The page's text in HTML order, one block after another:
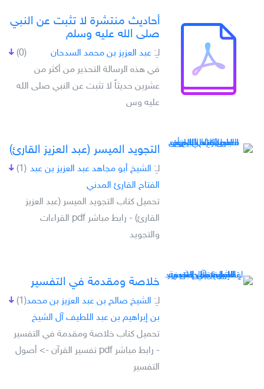
أحاديث منتشرة لا تثبت عن النبي
صلى الله عليه وسلم
(0) لـِ: عبد العزيز بن محمد السدحان
في هذه الرسالة التحذير من أكثر من
عشرين حديثاً لا تثبت عن النبي صلى الله
عليه وس
التجويد الميسر (عبد العزيز القارئ)
(1) لـِ: الشيخ أبو مجاهد عبد العزيز بن عبد
الفتاح القارئ المدني
تحميل كتاب التجويد الميسر (عبد العزيز
القارئ) - رابط مباشر pdf القراءات
والتجويد
خلاصة ومقدمة في التفسير
(1) لـِ: الشيخ صالح بن عبد العزيز بن محمد
بن إبراهيم بن عبد اللطيف آل الشيخ
تحميل كتاب خلاصة ومقدمة في التفسير
- رابط مباشر pdf تفسير القرآن -> أصول
التفسير